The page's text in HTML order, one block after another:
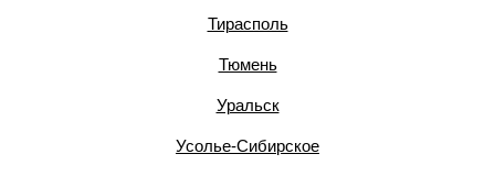
Тирасполь
Тюмень
Уральск
Усолье-Сибирское